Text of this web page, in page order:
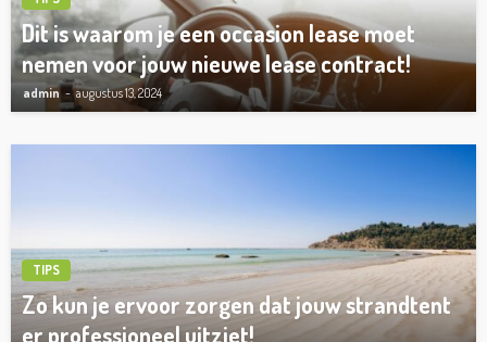
Dit is waarom je een occasion lease moet
nemen voor jouw nieuwe lease contract!
admin augustus 13, 2024
TIPS
Zo kun je ervoor zorgen dat jouw strandtent
er professioneel uitziet!